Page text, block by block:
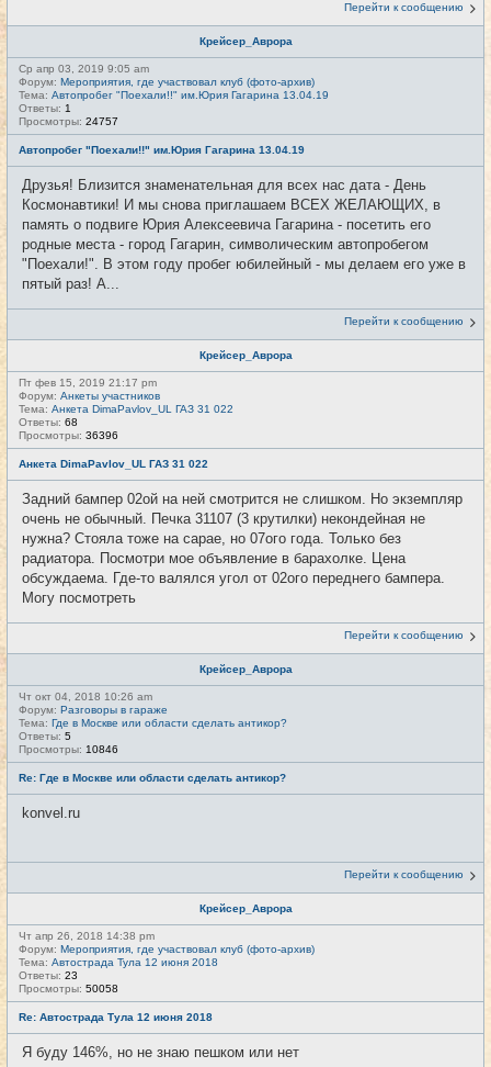
Перейти к сообщению
Крейсер_Аврора
Ср апр 03, 2019 9:05 am
Форум: Мероприятия, где участвовал клуб (фото-архив)
Тема: Автопробег "Поехали!!" им.Юрия Гагарина 13.04.19
Ответы: 1
Просмотры: 24757
Автопробег "Поехали!!" им.Юрия Гагарина 13.04.19
Друзья! Близится знаменательная для всех нас дата - День
Космонавтики! И мы снова приглашаем ВСЕХ ЖЕЛАЮЩИХ, в
память о подвиге Юрия Алексеевича Гагарина - посетить его
родные места - город Гагарин, символическим автопробегом
"Поехали!". В этом году пробег юбилейный - мы делаем его уже в
пятый раз! А...
Перейти к сообщению
Крейсер_Аврора
Пт фев 15, 2019 21:17 pm
Форум: Анкеты участников
Тема: Анкета DimaPavlov_UL ГАЗ 31 022
Ответы: 68
Просмотры: 36396
Анкета DimaPavlov_UL ГАЗ 31 022
Задний бампер 02ой на ней смотрится не слишком. Но экземпляр
очень не обычный. Печка 31107 (3 крутилки) некондейная не
нужна? Стояла тоже на сарае, но 07ого года. Только без
радиатора. Посмотри мое объявление в барахолке. Цена
обсуждаема. Где-то валялся угол от 02ого переднего бампера.
Могу посмотреть
Перейти к сообщению
Крейсер_Аврора
Чт окт 04, 2018 10:26 am
Форум: Разговоры в гараже
Тема: Где в Москве или области сделать антикор?
Ответы: 5
Просмотры: 10846
Re: Где в Москве или области сделать антикор?
konvel.ru
Перейти к сообщению
Крейсер_Аврора
Чт апр 26, 2018 14:38 pm
Форум: Мероприятия, где участвовал клуб (фото-архив)
Тема: Автострада Тула 12 июня 2018
Ответы: 23
Просмотры: 50058
Re: Автострада Тула 12 июня 2018
Я буду 146%, но не знаю пешком или нет